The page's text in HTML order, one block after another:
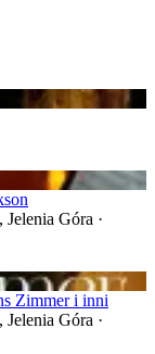
Góra ·
Zimmer i inni
Góra ·